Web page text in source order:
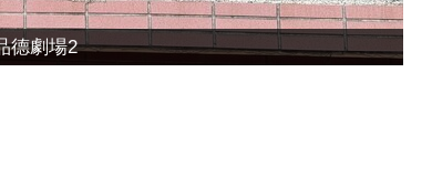
德劇場2